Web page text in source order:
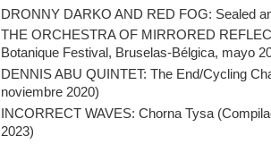
DRONNY DARKO AND RED FOG: Sealed
THE ORCHESTRA OF MIRRORED
Botanique Festival, Bruselas-Bélgica, mayo
DENNIS ABU QUINTET: The End/Cycling
noviembre 2020)
INCORRECT WAVES: Chorna Tysa
2023)